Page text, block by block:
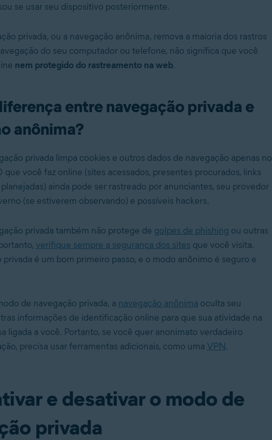
se usar seu dispositivo posteriormente.
privada, ou a navegação anônima, remova a maioria dos rastros
do seu computador ou telefone, não significa que você
nem protegido do rastreamento na web.
entre navegação privada e
anônima?
privada limpa cookies e outros dados de navegação apenas no
que você faz online (sites acessados, presentes procurados, links
ainda pode ser rastreado por anunciantes, seu provedor
(se estiverem observando) e possíveis hackers.
privada também não protege de golpes de phishing ou outras
verifique sempre a segurança dos sites que você visita.
privada é um bom primeiro passo, e o modo anônimo é seguro e
de navegação privada, a navegação anônima oculta seu
informações de identificação online para que sua atividade na
ligada a você. Portanto, se você quer anonimato verdadeiro
precisa usar ferramentas adicionais, como uma VPN.
e desativar o modo de
privada